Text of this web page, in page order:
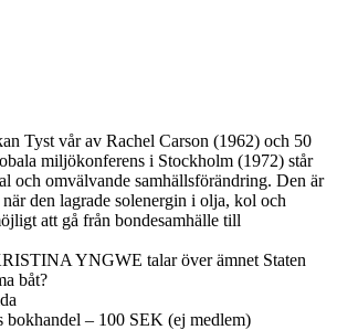
Tyst vår av Rachel Carson (1962) och 50
miljökonferens i Stockholm (1972) står
och omvälvande samhällsförändring. Den är
den lagrade solenergin i olja, kol och
att gå från bondesamhälle till
YNGWE talar över ämnet Staten
båt?
– 100 SEK (ej medlem)